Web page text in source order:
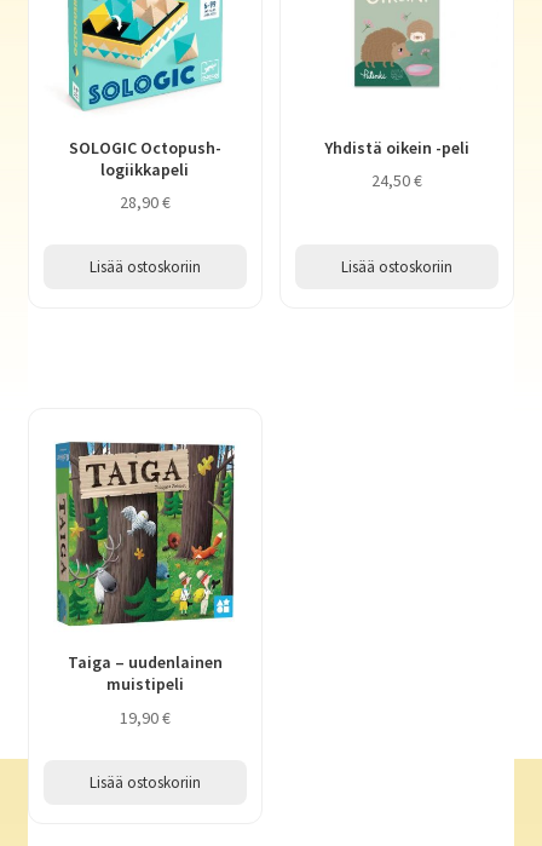
SOLOGIC Octopush-
logiikkapeli
28,90€
Lisää ostoskoriin
Yhdistä oikein -peli
24,50€
Lisää ostoskoriin
Taiga – uudenlainen
muistipeli
19,90€
Lisää ostoskoriin